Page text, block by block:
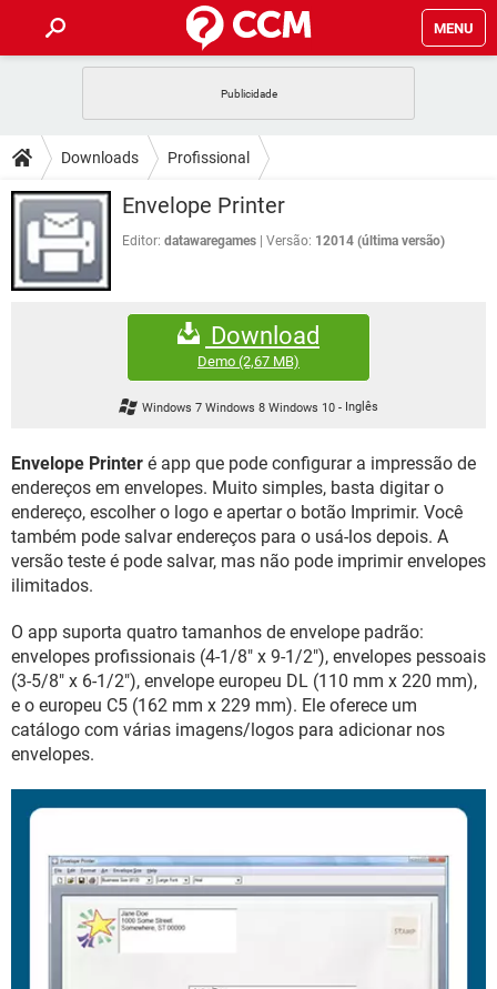
MENU
CELULAR FACEBOOK
OUTLOOK EXCEL
INSTAGRAM GMAIL
GUIA DE COMPRAS
DICAS
JOGOS
CELULAR
OUTLOOK
DOWNLOADS
JOGOS WHATSAPP
CELULAR
EXCEL
GMAIL
FÓRUM
FACEBOOK
EXCEL
GMAIL
WHATSAPP
INSTAGRAM GMAIL
GUIA DE COMPRAS
Downloads Profissional
Envelope Printer
Editor: datawaregames Versão: 12014 (última versão)
Download
Demo (2,67 MB)
Windows 7 Windows 8 Windows 10 - Inglês
Envelope Printer é app que pode configurar a impressão de
endereços em envelopes. Muito simples, basta digitar o
endereço, escolher o logo e apertar o botão Imprimir. Você
também pode salvar endereços para o usá-los depois. A
versão teste é pode salvar, mas não pode imprimir envelopes
ilimitados.
O app suporta quatro tamanhos de envelope padrão:
envelopes profissionais (4-1/8" x 9-1/2"), envelopes pessoais
(3-5/8" x 6-1/2"), envelope europeu DL (110 mm x 220 mm),
e o europeu C5 (162 mm x 229 mm). Ele oferece um
catálogo com várias imagens/logos para adicionar nos
envelopes.